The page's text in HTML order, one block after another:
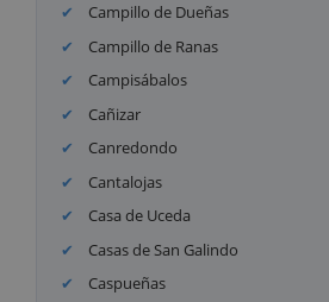
Campillo de Dueñas
Campillo de Ranas
Campisábalos
Cañizar
Canredondo
Cantalojas
Casa de Uceda
Casas de San Galindo
Caspueñas